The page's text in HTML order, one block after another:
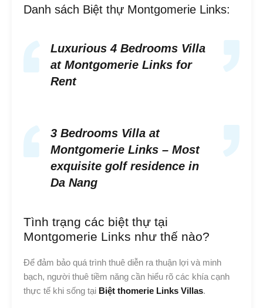
Danh sách Biệt thự Montgomerie Links:
Luxurious 4 Bedrooms Villa
at Montgomerie Links for
Rent
3 Bedrooms Villa at
Montgomerie Links – Most
exquisite golf residence in
Da Nang
Tình trạng các biệt thự tại
Montgomerie Links như thế nào?
Để đảm bảo quá trình thuê diễn ra thuận lợi và minh
bạch, người thuê tiềm năng cần hiểu rõ các khía cạnh
thực tế khi sống tại Biệt thomerie Links Villas.